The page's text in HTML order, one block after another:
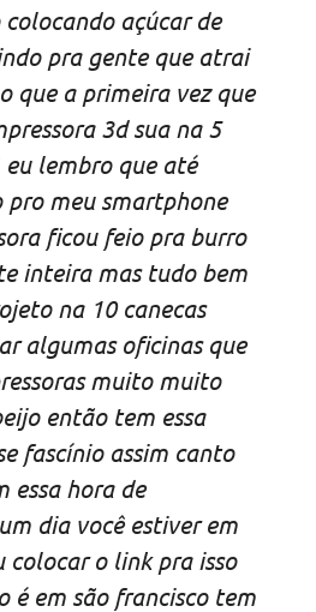
açúcar de
pra gente que atrai
que a primeira vez que
3d sua na 5
eu lembro que até
meu smartphone
ficou feio pra burro
inteira mas tudo bem
na 10 canecas
algumas oficinas que
muito muito
então tem essa
fascínio assim canto
essa hora de
dia você estiver em
colocar o link pra isso
é em são francisco tem